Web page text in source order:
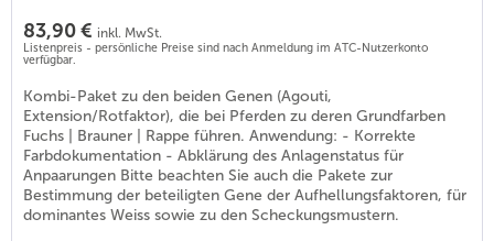
83,90 € inkl. MwSt.
Listenpreis - persönliche Preise sind nach Anmeldung im ATC-Nutzerkonto
verfügbar.
Kombi-Paket zu den beiden Genen (Agouti,
Extension/Rotfaktor), die bei Pferden zu deren Grundfarben
Fuchs | Brauner | Rappe führen. Anwendung: - Korrekte
Farbdokumentation - Abklärung des Anlagenstatus für
Anpaarungen Bitte beachten Sie auch die Pakete zur
Bestimmung der beteiligten Gene der Aufhellungsfaktoren, für
dominantes Weiss sowie zu den Scheckungsmustern.